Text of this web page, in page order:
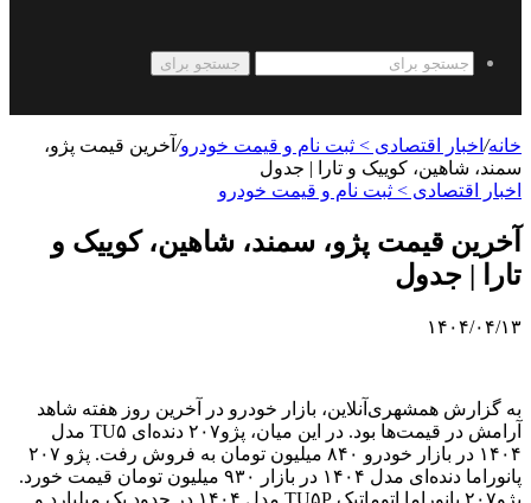
جستجو برای
خانه/ اخبار اقتصادی > ثبت نام و قیمت خودرو/ آخرین قیمت پژو،
سمند، شاهین، کوییک و تارا | جدول
اخبار اقتصادی > ثبت نام و قیمت خودرو
آخرین قیمت پژو، سمند، شاهین، کوییک و
تارا | جدول
۱۴۰۴/۰۴/۱۳
به گزارش همشهری‌آنلاین، بازار خودرو در آخرین روز هفته شاهد
آرامش در قیمت‌ها بود. در این میان، پژو۲۰۷ دنده‌ای TU۵ مدل
۱۴۰۴ در بازار خودرو ۸۴۰ میلیون تومان به فروش رفت. پژو ۲۰۷
پانوراما دنده‌ای مدل ۱۴۰۴ در بازار ۹۳۰ میلیون تومان قیمت خورد.
پژو۲۰۷ پانوراما اتوماتیک TU۵P مدل ۱۴۰۴ در حدود یک میلیارد و